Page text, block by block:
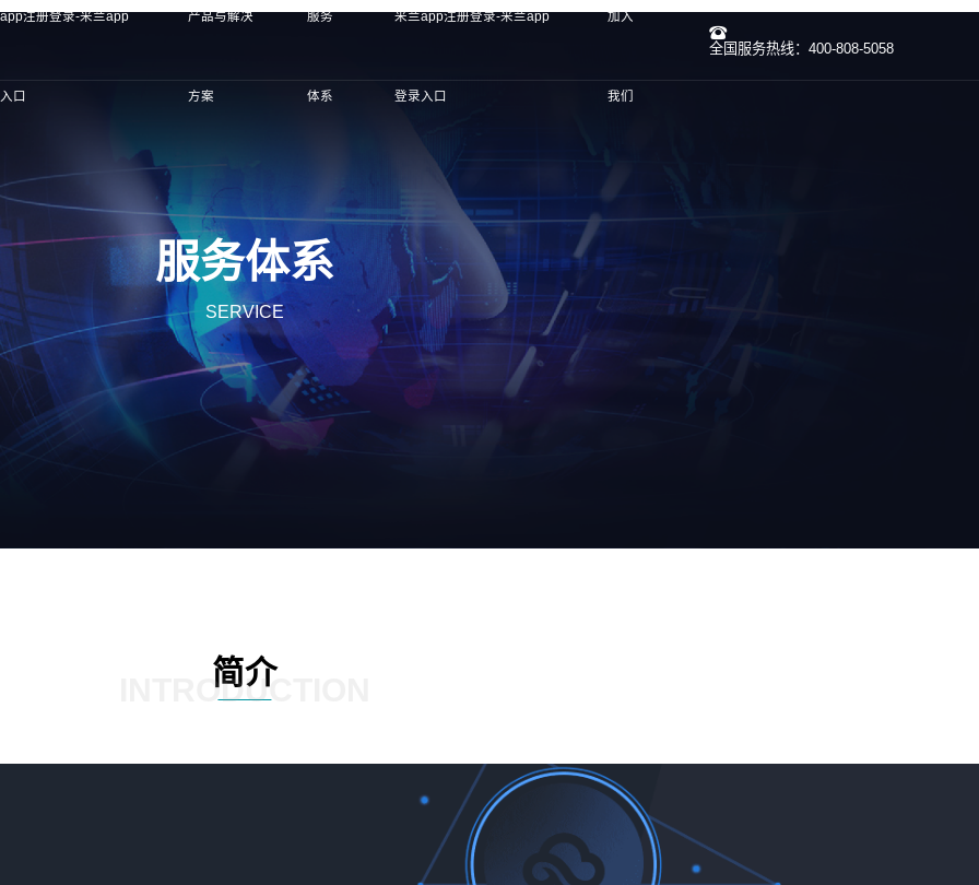
注册登录-米兰app
口
产品与解决
方案
服务
体系
米兰app注册登录-米兰app
登录入口
加入
我们
全国服务热线：400-808-5058
服务体系
SERVICE
简介
INTRODUCTION